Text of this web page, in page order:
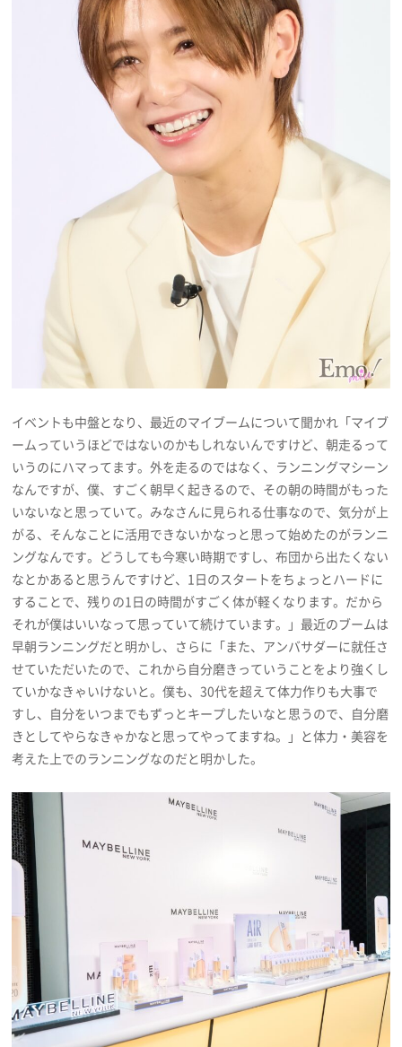
イベントも中盤となり、最近のマイブームについて聞かれ「マイブ
ームっていうほどではないのかもしれないんですけど、朝走るって
いうのにハマってます。外を走るのではなく、ランニングマシーン
なんですが、僕、すごく朝早く起きるので、その朝の時間がもった
いないなと思っていて。みなさんに見られる仕事なので、気分が上
がる、そんなことに活用できないかなっと思って始めたのがランニ
ングなんです。どうしても今寒い時期ですし、布団から出たくない
なとかあると思うんですけど、1日のスタートをちょっとハードに
することで、残りの1日の時間がすごく体が軽くなります。だから
それが僕はいいなって思っていて続けています。」最近のブームは
早朝ランニングだと明かし、さらに「また、アンバサダーに就任さ
せていただいたので、これから自分磨きっていうことをより強くし
ていかなきゃいけないと。僕も、30代を超えて体力作りも大事で
すし、自分をいつまでもずっとキープしたいなと思うので、自分磨
きとしてやらなきゃかなと思ってやってますね。」と体力・美容を
考えた上でのランニングなのだと明かした。